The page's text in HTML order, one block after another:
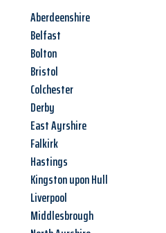
Aberdeenshire
Belfast
Bolton
Bristol
Colchester
Derby
East Ayrshire
Falkirk
Hastings
Kingston upon Hull
Liverpool
Middlesbrough